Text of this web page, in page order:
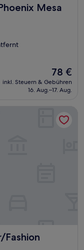
Mesa
Mesa Gateway Airport
Der
Preis
beträgt
78 €
inkl. Steuern & Gebühren
16. Aug.–17. Aug.
Fashion
Center